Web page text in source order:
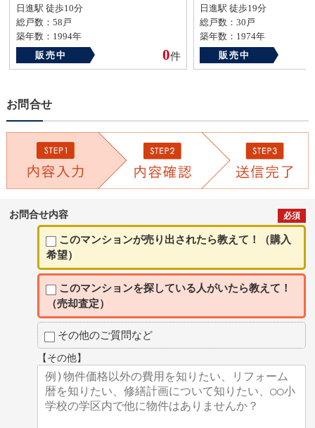
日進駅 徒歩10分
総戸数：58戸
築年数：1994年
販売中
0件
日進駅 徒歩19分
総戸数：30戸
築年数：1974年
販売中
お問合せ
お問合せ内容 必須
このマンションが売り出されたら教えて！（購入
希望）
このマンションを探している人がいたら教えて！
（売却査定）
その他のご質問など
【その他】